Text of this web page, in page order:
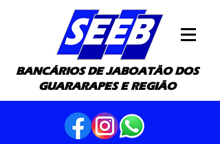
BANCÁRIOS DE JABOATÃO DOS
GUARARAPES E REGIÃO